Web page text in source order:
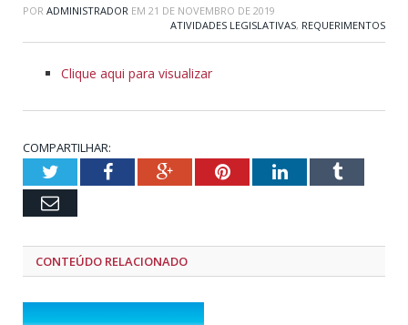
POR ADMINISTRADOR EM 21 DE NOVEMBRO DE 2019
ATIVIDADES LEGISLATIVAS, REQUERIMENTOS
Clique aqui para visualizar
COMPARTILHAR:
TwitterFacebookGoogle+PinterestLinkedInTumblr
Email
CONTEÚDO RELACIONADO